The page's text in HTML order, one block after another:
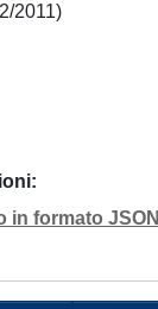
2011)
in formato JSON